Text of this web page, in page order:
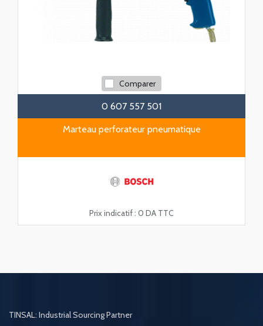
Comparer
0 607 557 501
Marteau perforateur pneumatique
Prix indicatif : 0 DA TTC
TINSAL: Industrial Sourcing Partner